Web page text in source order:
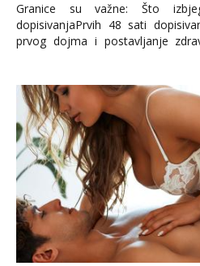
Granice su važne: Što
dopisivanjaPrvih 48 sati
prvog dojma i postavljanje
Važno je izbjeći prebrzo
informacija, jer nepoznata
povjerenje. Takođe...